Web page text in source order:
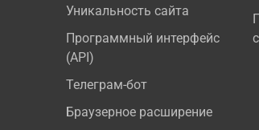
Уникальность сайта
Программный интерфейс
(API)
Телеграм-бот
Браузерное расширение